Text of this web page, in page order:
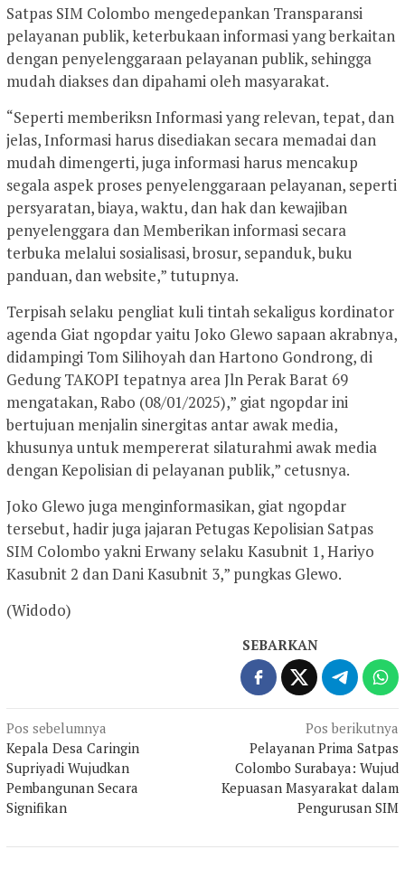
Satpas SIM Colombo mengedepankan Transparansi
pelayanan publik, keterbukaan informasi yang berkaitan
dengan penyelenggaraan pelayanan publik, sehingga
mudah diakses dan dipahami oleh masyarakat.
“Seperti memberiksn Informasi yang relevan, tepat, dan
jelas, Informasi harus disediakan secara memadai dan
mudah dimengerti, juga informasi harus mencakup
segala aspek proses penyelenggaraan pelayanan, seperti
persyaratan, biaya, waktu, dan hak dan kewajiban
penyelenggara dan Memberikan informasi secara
terbuka melalui sosialisasi, brosur, sepanduk, buku
panduan, dan website,” tutupnya.
Terpisah selaku pengliat kuli tintah sekaligus kordinator
agenda Giat ngopdar yaitu Joko Glewo sapaan akrabnya,
didampingi Tom Silihoyah dan Hartono Gondrong, di
Gedung TAKOPI tepatnya area Jln Perak Barat 69
mengatakan, Rabo (08/01/2025),” giat ngopdar ini
bertujuan menjalin sinergitas antar awak media,
khusunya untuk mempererat silaturahmi awak media
dengan Kepolisian di pelayanan publik,” cetusnya.
Joko Glewo juga menginformasikan, giat ngopdar
tersebut, hadir juga jajaran Petugas Kepolisian Satpas
SIM Colombo yakni Erwany selaku Kasubnit 1, Hariyo
Kasubnit 2 dan Dani Kasubnit 3,” pungkas Glewo.
(Widodo)
SEBARKAN
Navigasi
pos
Pos sebelumnya
Kepala Desa Caringin
Supriyadi Wujudkan
Pembangunan Secara
Signifikan
Pos berikutnya
Pelayanan Prima Satpas
Colombo Surabaya: Wujud
Kepuasan Masyarakat dalam
Pengurusan SIM